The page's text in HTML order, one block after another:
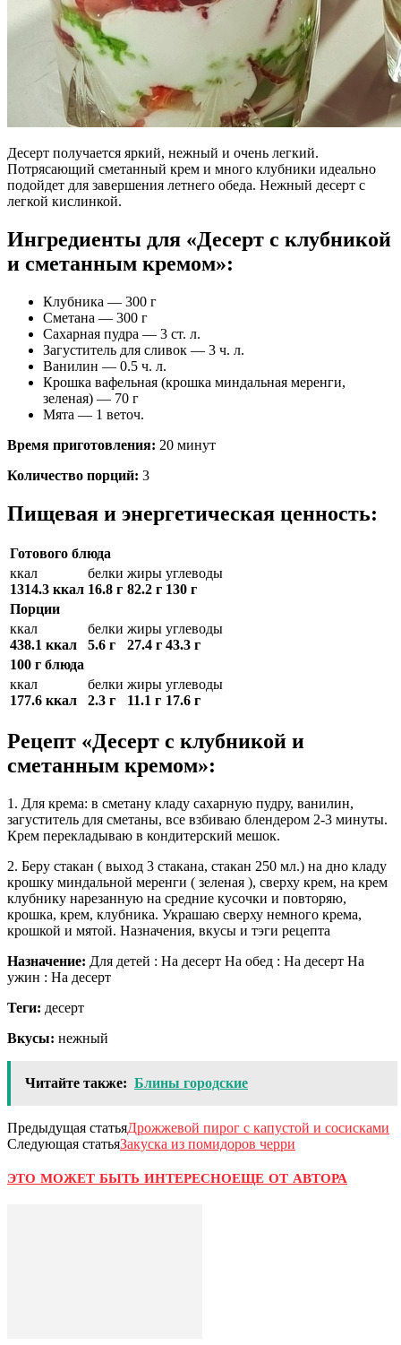
Десерт получается яркий, нежный и очень легкий.
Потрясающий сметанный крем и много клубники идеально
подойдет для завершения летнего обеда. Нежный десерт с
легкой кислинкой.
Ингредиенты для «Десерт с клубникой
и сметанным кремом»:
Клубника — 300 г
Сметана — 300 г
Сахарная пудра — 3 ст. л.
Загуститель для сливок — 3 ч. л.
Ванилин — 0.5 ч. л.
Крошка вафельная (крошка миндальная меренги,
зеленая) — 70 г
Мята — 1 веточ.
Время приготовления: 20 минут
Количество порций: 3
Пищевая и энергетическая ценность:
Готового блюда
ккал
1314.3 ккал
белки
16.8 г
жиры
82.2 г
углеводы
130 г
Порции
ккал
438.1 ккал
белки
5.6 г
жиры
27.4 г
углеводы
43.3 г
100 г блюда
ккал
177.6 ккал
белки
2.3 г
жиры
11.1 г
углеводы
17.6 г
Рецепт «Десерт с клубникой и
сметанным кремом»:
1. Для крема: в сметану кладу сахарную пудру, ванилин,
загуститель для сметаны, все взбиваю блендером 2-3 минуты.
Крем перекладываю в кондитерский мешок.
2. Беру стакан ( выход 3 стакана, стакан 250 мл.) на дно кладу
крошку миндальной меренги ( зеленая ), сверху крем, на крем
клубнику нарезанную на средние кусочки и повторяю,
крошка, крем, клубника. Украшаю сверху немного крема,
крошкой и мятой. Назначения, вкусы и тэги рецепта
Назначение: Для детей : На десерт На обед : На десерт На
ужин : На десерт
Теги: десерт
Вкусы: нежный
Читайте также: Блины городские
Предыдущая статьяДрожжевой пирог с капустой и сосисками
Следующая статьяЗакуска из помидоров черри
ЭТО МОЖЕТ БЫТЬ ИНТЕРЕСНОЕЩЕ ОТ АВТОРА